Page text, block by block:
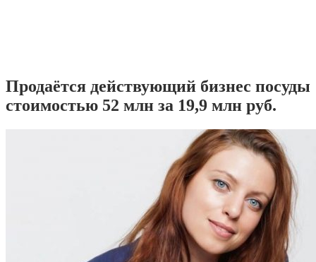
Продаётся действующий бизнес посуды
стоимостью 52 млн за 19,9 млн руб.